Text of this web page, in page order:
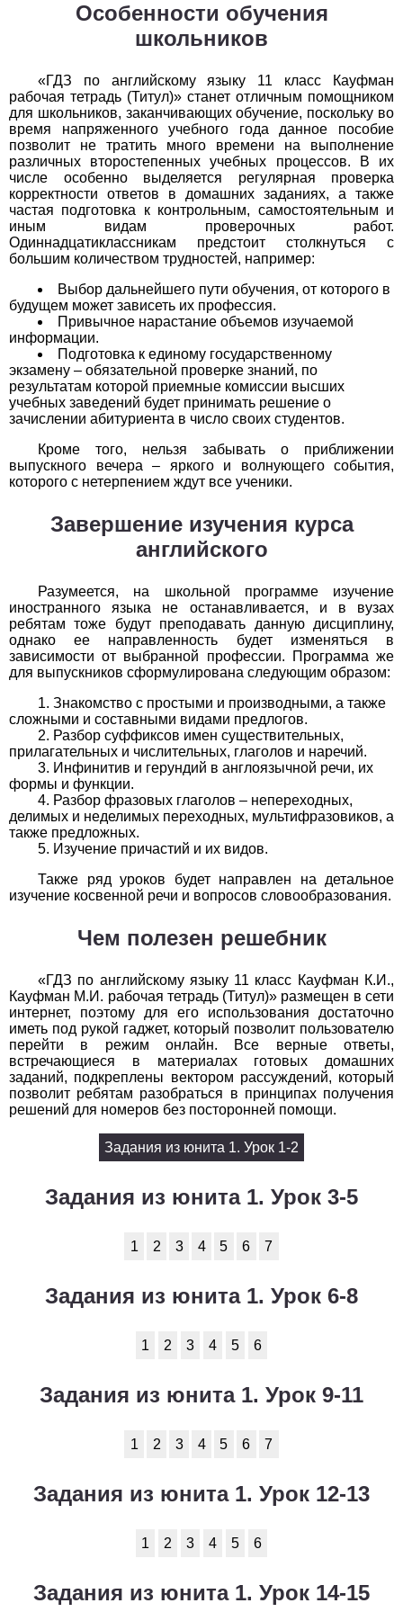
История
5
Литература
1
2 3 4 5 6 7 8 9 10
11
Математика
1
2 3 4 5 6 7 8 9 10
11
Немецкий язык
2 3 4 5 6 7 8 9 10
11
1
2 3 4 5 6 7 8 9
Обществоведение
2 3 4 5 7 8 9 10
11
Окружающий мир
2 3 4 5 6 7 8 9 10
Русский язык
2 3 6 7 8 9 10
11
Технология
1
2 3 4 5 6 7 8 9 10
11
Физика
1
2 3 4 5 6 7 8 9 10
Французский язык
1
2 3 4 5 6 7 8 9 10
11
1
2 3 4 5 6 7 8 9 10
11
Черчение
2 3 4 5 6 7 8 9 10
11
Экология
1
2 4 6 8 9 10
11
Экономика
Особенности обучения
школьников
«ГДЗ по английскому языку 11 класс Кауфман
рабочая тетрадь (Титул)» станет отличным помощником
для школьников, заканчивающих обучение, поскольку во
время напряженного учебного года данное пособие
позволит не тратить много времени на выполнение
различных второстепенных учебных процессов. В их
числе особенно выделяется регулярная проверка
корректности ответов в домашних заданиях, а также
частая подготовка к контрольным, самостоятельным и
иным видам проверочных работ.
Одиннадцатиклассникам предстоит столкнуться с
большим количеством трудностей, например:
Выбор дальнейшего пути обучения, от которого в
будущем может зависеть их профессия.
Привычное нарастание объемов изучаемой
информации.
Подготовка к единому государственному
экзамену – обязательной проверке знаний, по
результатам которой приемные комиссии высших
учебных заведений будет принимать решение о
зачислении абитуриента в число своих студентов.
Кроме того, нельзя забывать о приближении
выпускного вечера – яркого и волнующего события,
которого с нетерпением ждут все ученики.
Завершение изучения курса
английского
Разумеется, на школьной программе изучение
иностранного языка не останавливается, и в вузах
ребятам тоже будут преподавать данную дисциплину,
однако ее направленность будет изменяться в
зависимости от выбранной профессии. Программа же
для выпускников сформулирована следующим образом:
Знакомство с простыми и производными, а также
сложными и составными видами предлогов.
Разбор суффиксов имен существительных,
прилагательных и числительных, глаголов и наречий.
Инфинитив и герундий в англоязычной речи, их
формы и функции.
Разбор фразовых глаголов – непереходных,
делимых и неделимых переходных, мультифразовиков, а
также предложных.
Изучение причастий и их видов.
Также ряд уроков будет направлен на детальное
изучение косвенной речи и вопросов словообразования.
Чем полезен решебник
«ГДЗ по английскому языку 11 класс Кауфман К.И.,
Кауфман М.И. рабочая тетрадь (Титул)» размещен в сети
интернет, поэтому для его использования достаточно
иметь под рукой гаджет, который позволит пользователю
перейти в режим онлайн. Все верные ответы,
встречающиеся в материалах готовых домашних
заданий, подкреплены вектором рассуждений, который
позволит ребятам разобраться в принципах получения
решений для номеров без посторонней помощи.
Задания из юнита 1. Урок 1-2
Задания из юнита 1. Урок 3-5
1 2 3 4 5 6 7
Задания из юнита 1. Урок 6-8
1 2 3 4 5 6
Задания из юнита 1. Урок 9-11
1 2 3 4 5 6 7
Задания из юнита 1. Урок 12-13
1 2 3 4 5 6
Задания из юнита 1. Урок 14-15